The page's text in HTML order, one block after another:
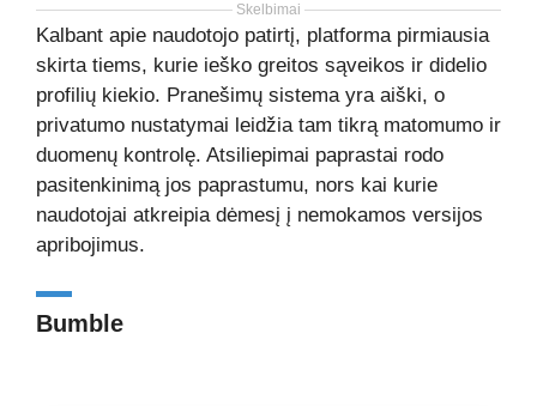
Skelbimai
Kalbant apie naudotojo patirtį, platforma pirmiausia
skirta tiems, kurie ieško greitos sąveikos ir didelio
profilių kiekio. Pranešimų sistema yra aiški, o
privatumo nustatymai leidžia tam tikrą matomumo ir
duomenų kontrolę. Atsiliepimai paprastai rodo
pasitenkinimą jos paprastumu, nors kai kurie
naudotojai atkreipia dėmesį į nemokamos versijos
apribojimus.
Bumble